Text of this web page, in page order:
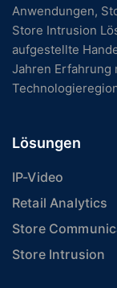
Anwendungen,
Store Intrusion
aufgestellte
Jahren Erfahrung
Lösungen
IP-Video
Retail Analytics
Store
Store Intrusion